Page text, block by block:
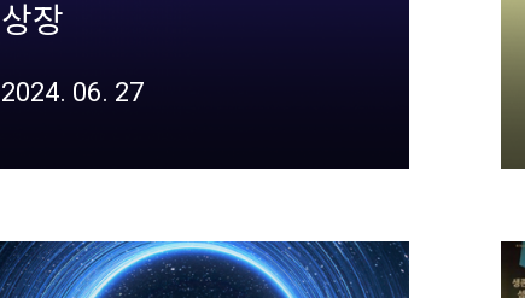
상장
2024. 06. 27